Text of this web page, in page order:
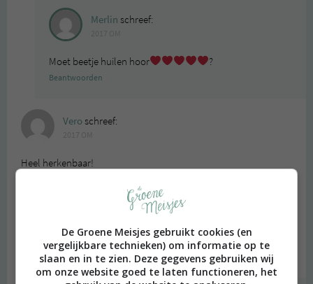
Merlin schreef:
Moet beetje huilen hoor ?
Beantwoorden
Veroschreef:
Heel herkenbaar!
met hechtingsproblematiek in de jeugd. Wellicht zou je hier
meer over kunnen lezen, want in bepaalde gevallen schijnen er
Beantwoorden
De Groene Meisjes gebruikt cookies (en
vergelijkbare technieken) om informatie op te
slaan en in te zien. Deze gegevens gebruiken wij
om onze website goed te laten functioneren, het